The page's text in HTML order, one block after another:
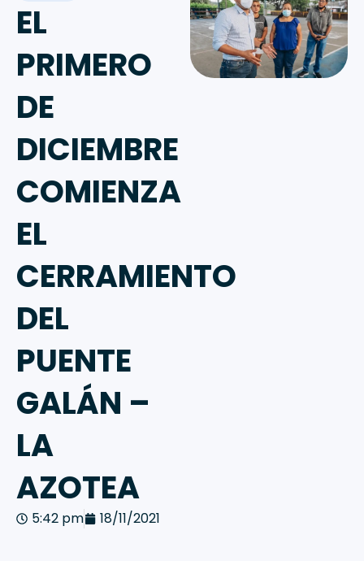
EL
PRIMERO
DE
DICIEMBRE
COMIENZA
EL
CERRAMIENTO
DEL
PUENTE
GALÁN –
LA
AZOTEA
5:42 pm 18/11/2021